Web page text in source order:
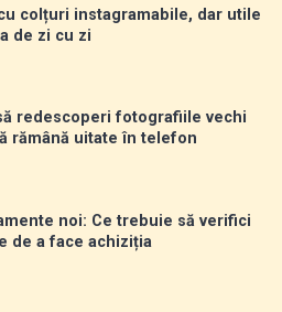
colțuri instagramabile, dar utile
de zi cu zi
redescoperi fotografiile vechi
rămână uitate în telefon
noi: Ce trebuie să verifici
de a face achiziția